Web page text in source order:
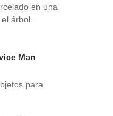
en una
árbol.
Man
para